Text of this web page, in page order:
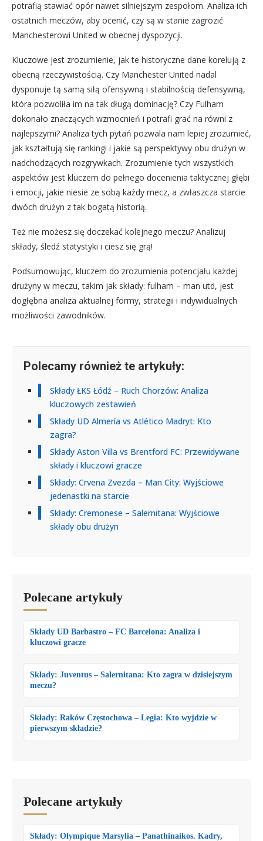
potrafią stawiać opór nawet silniejszym zespołom. Analiza ich
ostatnich meczów, aby ocenić, czy są w stanie zagrozić
Manchesterowi United w obecnej dyspozycji.
Kluczowe jest zrozumienie, jak te historyczne dane korelują z
obecną rzeczywistością. Czy Manchester United nadal
dysponuje tą samą siłą ofensywną i stabilnością defensywną,
która pozwoliła im na tak długą dominację? Czy Fulham
dokonało znaczących wzmocnień i potrafi grać na równi z
najlepszymi? Analiza tych pytań pozwala nam lepiej zrozumieć,
jak kształtują się rankingi i jakie są perspektywy obu drużyn w
nadchodzących rozgrywkach. Zrozumienie tych wszystkich
aspektów jest kluczem do pełnego docenienia taktycznej głębi
i emocji, jakie niesie ze sobą każdy mecz, a zwłaszcza starcie
dwóch drużyn z tak bogatą historią.
Też nie możesz się doczekać kolejnego meczu? Analizuj
składy, śledź statystyki i ciesz się grą!
Podsumowując, kluczem do zrozumienia potencjału każdej
drużyny w meczu, takim jak składy: fulham – man utd, jest
dogłębna analiza aktualnej formy, strategii i indywidualnych
możliwości zawodników.
Polecamy również te artykuły:
Składy ŁKS Łódź – Ruch Chorzów: Analiza
kluczowych zestawień
Składy UD Almería vs Atlético Madryt: Kto
zagra?
Składy Aston Villa vs Brentford FC: Przewidywane
składy i kluczowi gracze
Składy: Crvena Zvezda – Man City: Wyjściowe
jedenastki na starcie
Składy: Cremonese – Salernitana: Wyjściowe
składy obu drużyn
Polecane artykuły
Składy UD Barbastro – FC Barcelona: Analiza i
kluczowi gracze
Składy: Juventus – Salernitana: Kto zagra w dzisiejszym
meczu?
Składy: Raków Częstochowa – Legia: Kto wyjdzie w
pierwszym składzie?
Polecane artykuły
Składy: Olympique Marsylia – Panathinaikos. Kadry,